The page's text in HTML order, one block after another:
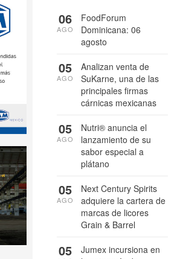
FoodForum
Dominicana: 06
agosto
06
AGO
Analizan venta de
SuKarne, una de las
principales firmas
cárnicas mexicanas
05
AGO
Nutri® anuncia el
lanzamiento de su
sabor especial a
plátano
05
AGO
Next Century Spirits
adquiere la cartera de
marcas de licores
Grain & Barrel
05
AGO
Jumex incursiona en
05